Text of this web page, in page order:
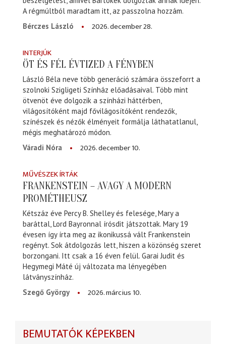
A régmúltból maradtam itt, az passzolna hozzám.
Bérczes László
2026. december 28.
INTERJÚK
ÖT ÉS FÉL ÉVTIZED A FÉNYBEN
László Béla neve több generáció számára összeforrt a
szolnoki Szigligeti Színház előadásaival. Több mint
ötvenöt éve dolgozik a színházi háttérben,
világosítóként majd fővilágosítóként rendezők,
színészek és nézők élményeit formálja láthatatlanul,
mégis meghatározó módon.
Váradi Nóra
2026. december 10.
MŰVÉSZEK ÍRTÁK
FRANKENSTEIN – AVAGY A MODERN
PROMÉTHEUSZ
Kétszáz éve Percy B. Shelley és felesége, Mary a
baráttal, Lord Bayronnal írósdit játszottak. Mary 19
évesen így írta meg az ikonikussá vált Frankenstein
regényt. Sok átdolgozás lett, hiszen a közönség szeret
borzongani. Itt csak a 16 éven felül. Garai Judit és
Hegymegi Máté új változata ma lényegében
látványszínház.
Szegő György
2026. március 10.
BEMUTATÓK KÉPEKBEN